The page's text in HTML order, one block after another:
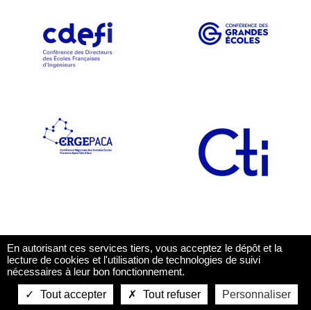
En autorisant ces services tiers, vous acceptez le dépôt et la
lecture de cookies et l'utilisation de technologies de suivi
nécessaires à leur bon fonctionnement.
Tout accepter
Tout refuser Personnaliser